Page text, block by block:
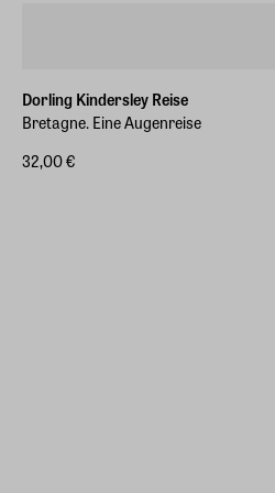
Dorling Kindersley Reise
Bretagne. Eine Augenreise
32,00 €